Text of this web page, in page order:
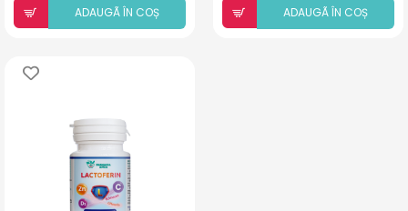
ADAUGÃ ÎN COȘ ADAUGÃ ÎN COȘ